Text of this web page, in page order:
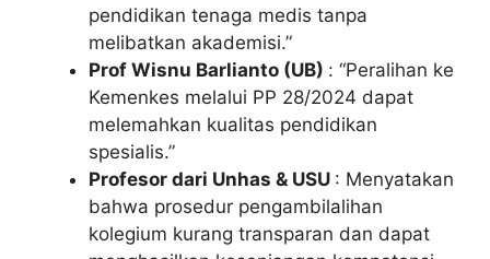
pendidikan tenaga medis tanpa
melibatkan akademisi.”
Prof Wisnu Barlianto (UB) : “Peralihan ke
Kemenkes melalui PP 28/2024 dapat
melemahkan kualitas pendidikan
spesialis.”
Profesor dari Unhas & USU : Menyatakan
bahwa prosedur pengambilalihan
kolegium kurang transparan dan dapat